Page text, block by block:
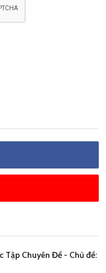
Tập Chuyên Đề - Chủ đề: